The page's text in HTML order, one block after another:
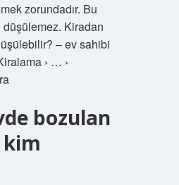
zorundadır. Bu
Kiradan
– ev sahibi
› … ›
bozulan